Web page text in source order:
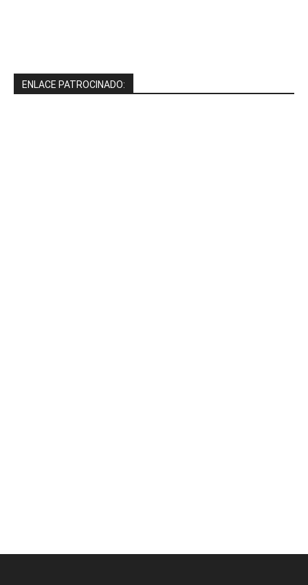
ENLACE PATROCINADO: